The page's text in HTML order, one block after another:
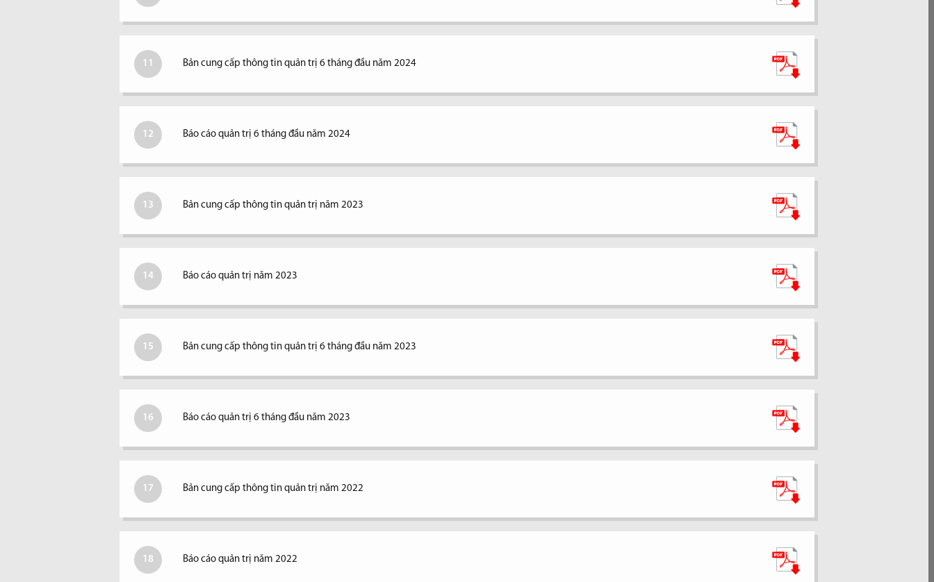
11 Bản cung cấp thông tin quản trị 6 tháng đầu năm 2024
12 Báo cáo quản trị 6 tháng đầu năm 2024
13 Bản cung cấp thông tin quản trị năm 2023
14 Báo cáo quản trị năm 2023
15 Bản cung cấp thông tin quản trị 6 tháng đầu năm 2023
16 Báo cáo quản trị 6 tháng đầu năm 2023
17 Bản cung cấp thông tin quản trị năm 2022
18 Báo cáo quản trị năm 2022